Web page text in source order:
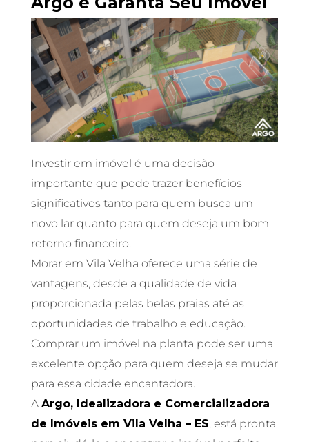
Investir em imóvel é uma decisão
importante que pode trazer benefícios
significativos tanto para quem busca um
novo lar quanto para quem deseja um bom
retorno financeiro.
Morar em Vila Velha oferece uma série de
vantagens, desde a qualidade de vida
proporcionada pelas belas praias até as
oportunidades de trabalho e educação.
Comprar um imóvel na planta pode ser uma
excelente opção para quem deseja se mudar
para essa cidade encantadora.
A Argo, Idealizadora e Comercializadora
de Imóveis em Vila Velha – ES, está pronta